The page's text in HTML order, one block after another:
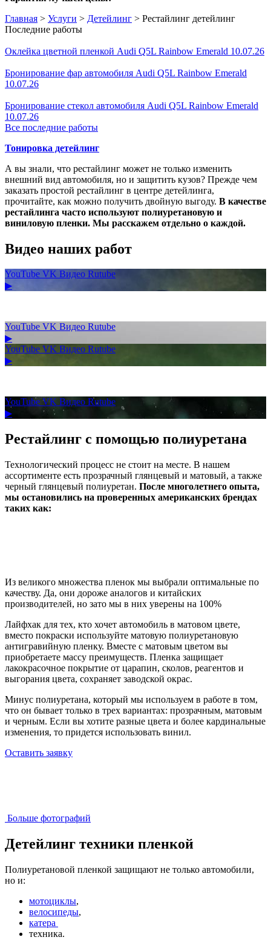
Главная > Услуги > Детейлинг > Рестайлинг детейлинг
Последние работы
Оклейка цветной пленкой Audi Q5L Rainbow Emerald 10.07.26
Бронирование фар автомобиля Audi Q5L Rainbow Emerald
10.07.26
Бронирование стекол автомобиля Audi Q5L Rainbow Emerald
10.07.26
Все последние работы
Тонировка детейлинг
А вы знали, что рестайлинг может не только изменить
внешний вид автомобиля, но и защитить кузов? Прежде чем
заказать простой рестайлинг в центре детейлинга,
прочитайте, как можно получить двойную выгоду. В качестве
рестайлинга часто используют полиуретановую и
виниловую пленки. Мы расскажем отдельно о каждой.
Видео наших работ
YouTube VK Видео Rutube
▶
YouTube VK Видео Rutube
▶
YouTube VK Видео Rutube
▶
YouTube VK Видео Rutube
▶
Рестайлинг с помощью полиуретана
Технологический процесс не стоит на месте. В нашем
ассортименте есть прозрачный глянцевый и матовый, а также
черный глянцевый полиуретан. После многолетнего опыта,
мы остановились на проверенных американских брендах
таких как:
Из великого множества пленок мы выбрали оптимальные по
качеству. Да, они дороже аналогов и китайских
производителей, но зато мы в них уверены на 100%
Лайфхак для тех, кто хочет автомобиль в матовом цвете,
вместо покраски используйте матовую полиуретановую
антигравийную пленку. Вместе с матовым цветом вы
приобретаете массу преимуществ. Пленка защищает
лакокрасочное покрытие от царапин, сколов, реагентов и
выгорания цвета, сохраняет заводской окрас.
Минус полиуретана, который мы используем в работе в том,
что он бывает только в трех вариантах: прозрачным, матовым
и черным. Если вы хотите разные цвета и более кардинальные
изменения, то придется использовать винил.
Оставить заявку
Больше фотографий
Детейлинг техники пленкой
Полиуретановой пленкой защищают не только автомобили,
но и:
мотоциклы,
велосипеды,
катера
техника.